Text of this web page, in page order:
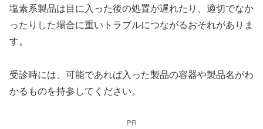
塩素系製品は目に入った後の処置が遅れたり、適切でなか
ったりした場合に重いトラブルにつながるおそれがありま
す。
受診時には、可能であれば入った製品の容器や製品名がわ
かるものを持参してください。
PR